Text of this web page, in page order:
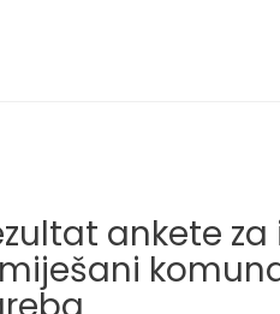
ankete